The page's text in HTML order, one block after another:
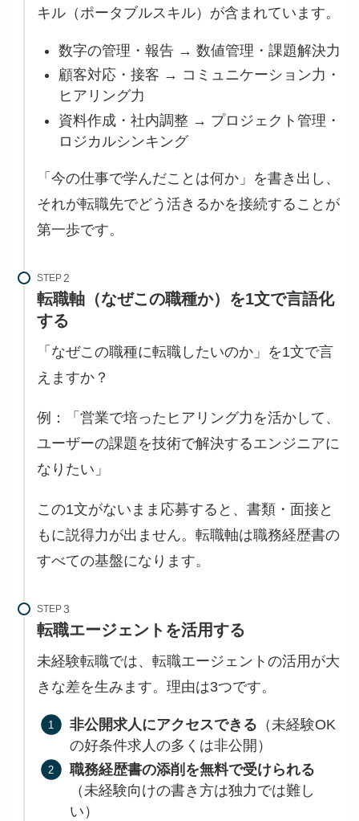
キル（ポータブルスキル）が含まれています。
数字の管理・報告 → 数値管理・課題解決力
顧客対応・接客 → コミュニケーション力・
ヒアリング力
資料作成・社内調整 → プロジェクト管理・
ロジカルシンキング
「今の仕事で学んだことは何か」を書き出し、
それが転職先でどう活きるかを接続することが
第一歩です。
STEP
転職軸（なぜこの職種か）を1文で言語化
する
「なぜこの職種に転職したいのか」を1文で言
えますか？
例：「営業で培ったヒアリング力を活かして、
ユーザーの課題を技術で解決するエンジニアに
なりたい」
この1文がないまま応募すると、書類・面接と
もに説得力が出ません。転職軸は職務経歴書の
すべての基盤になります。
STEP
転職エージェントを活用する
未経験転職では、転職エージェントの活用が大
きな差を生みます。理由は3つです。
非公開求人にアクセスできる （未経験OK
の好条件求人の多くは非公開）
職務経歴書の添削を無料で受けられる
（未経験向けの書き方は独力では難し
い）